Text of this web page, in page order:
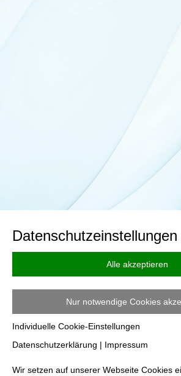
Vereinigung zur Förderung der
Impressum
Datenschutzeinstellungen
Wir setzen auf unserer Webseite Cookies
Alle akzeptieren
Nur notwendige Cookies
Individuelle Cookie-Einstellungen
Datenschutzerklärung | Impressum